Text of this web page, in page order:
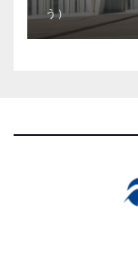
う）